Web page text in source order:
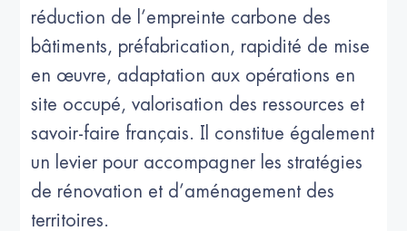
réduction de l’empreinte carbone des
bâtiments, préfabrication, rapidité de mise
en œuvre, adaptation aux opérations en
site occupé, valorisation des ressources et
savoir-faire français. Il constitue également
un levier pour accompagner les stratégies
de rénovation et d’aménagement des
territoires.